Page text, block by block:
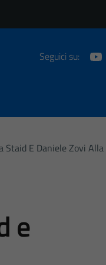
Seguici su:
E Daniele Zovi
e